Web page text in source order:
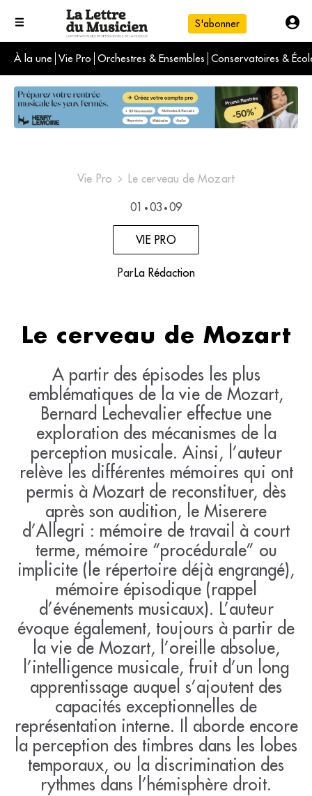
S'abonner
À la une Vie Pro Orchestres & Ensembles Conservatoires &
L'info du jour
Le numéro du mois
International
Vie Pro Le cerveau de Mozart
01 • 03 • 09
VIE PRO
Par La Rédaction
Le cerveau de Mozart
A partir des épisodes les plus
emblématiques de la vie de Mozart,
Bernard Lechevalier effectue une
exploration des mécanismes de la
perception musicale. Ainsi, l’auteur
relève les différentes mémoires qui ont
permis à Mozart de reconstituer, dès
après son audition, le Miserere
d’Allegri : mémoire de travail à court
terme, mémoire “procédurale” ou
implicite (le répertoire déjà engrangé),
mémoire épisodique (rappel
d’événements musicaux). L’auteur
évoque également, toujours à partir de
la vie de Mozart, l’oreille absolue,
l’intelligence musicale, fruit d’un long
apprentissage auquel s’ajoutent des
capacités exceptionnelles de
représentation interne. Il aborde encore
la perception des timbres dans les lobes
temporaux, ou la discrimination des
rythmes dans l’hémisphère droit.